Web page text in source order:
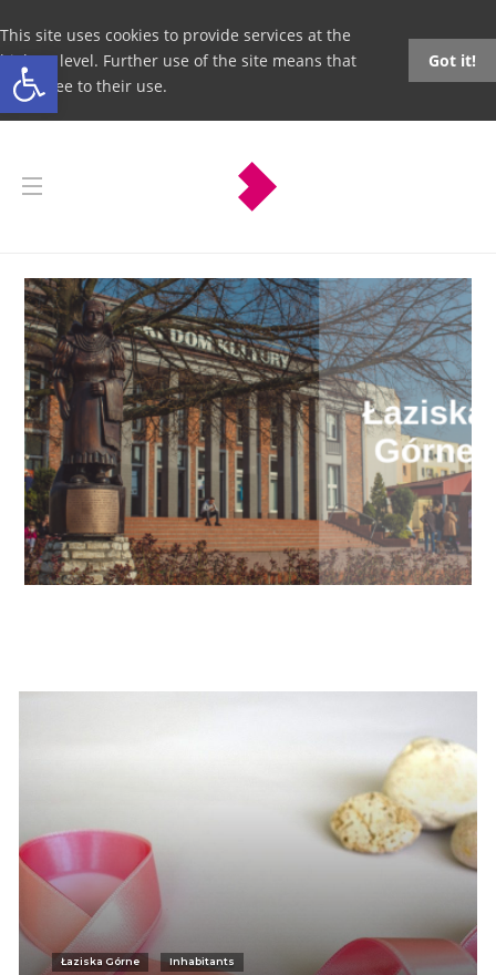
Open toolbar
This site uses cookies to provide services at the
highest level. Further use of the site means that
you agree to their use.
Got it!
Łaziska
Górne
Łaziska Górne Inhabitants